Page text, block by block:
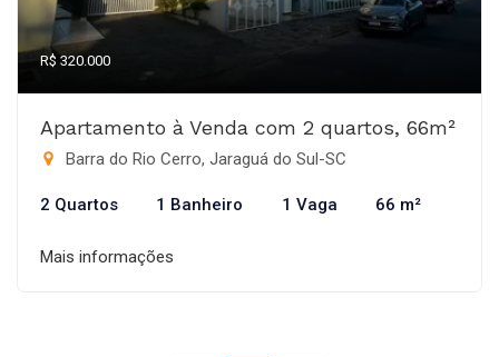
R$ 320.000
Apartamento à Venda com 2 quartos, 66m²
Barra do Rio Cerro, Jaraguá do Sul-SC
2 Quartos 1 Banheiro 1 Vaga 66 m²
Mais informações